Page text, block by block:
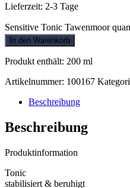
Lieferzeit: 2-3 Tage
Sensitive Tonic Tawenmoor
In den Warenkorb
Produkt enthält: 200 ml
Artikelnummer: 100167
Beschreibung
Beschreibung
Produktinformation
Tonic
stabilisiert & beruhigt